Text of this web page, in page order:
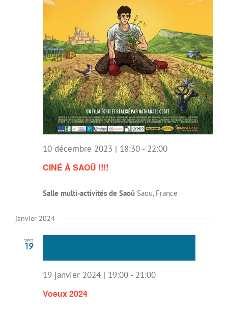
CINÉ À SAOÛ !!!!
10 décembre 2023 | 18:30 - 22:00
Salle multi-activités de Saoû Saou, France
janvier 2024
ven
19
Voeux 2024
19 janvier 2024 | 19:00 - 21:00